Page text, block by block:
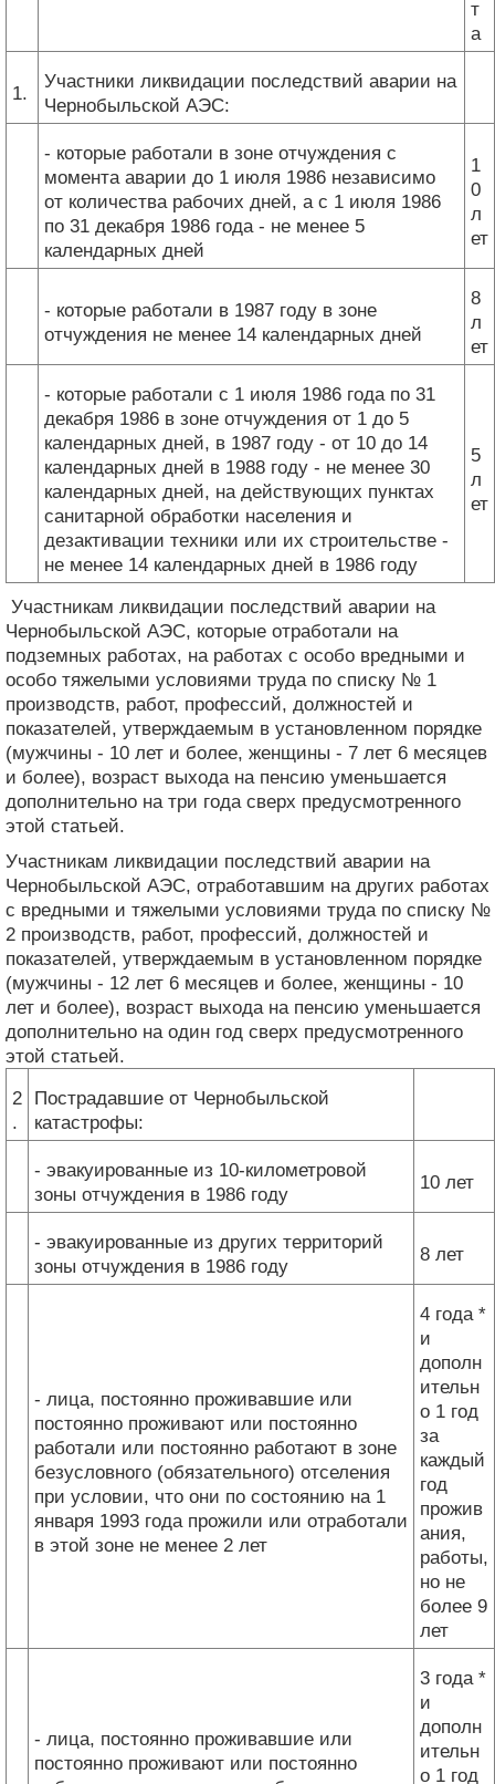
т
а
1.
Участники ликвидации последствий аварии на
Чернобыльской АЭС:
- которые работали в зоне отчуждения с
момента аварии до 1 июля 1986 независимо
от количества рабочих дней, а с 1 июля 1986
по 31 декабря 1986 года - не менее 5
календарных дней
1
0
л
ет
- которые работали в 1987 году в зоне
отчуждения не менее 14 календарных дней
8
л
ет
- которые работали с 1 июля 1986 года по 31
декабря 1986 в зоне отчуждения от 1 до 5
календарных дней, в 1987 году - от 10 до 14
календарных дней в 1988 году - не менее 30
календарных дней, на действующих пунктах
санитарной обработки населения и
дезактивации техники или их строительстве -
не менее 14 календарных дней в 1986 году
5
л
ет
Участникам ликвидации последствий аварии на
Чернобыльской АЭС, которые отработали на
подземных работах, на работах с особо вредными и
особо тяжелыми условиями труда по списку № 1
производств, работ, профессий, должностей и
показателей, утверждаемым в установленном порядке
(мужчины - 10 лет и более, женщины - 7 лет 6 месяцев
и более), возраст выхода на пенсию уменьшается
дополнительно на три года сверх предусмотренного
этой статьей.
Участникам ликвидации последствий аварии на
Чернобыльской АЭС, отработавшим на других работах
с вредными и тяжелыми условиями труда по списку №
2 производств, работ, профессий, должностей и
показателей, утверждаемым в установленном порядке
(мужчины - 12 лет 6 месяцев и более, женщины - 10
лет и более), возраст выхода на пенсию уменьшается
дополнительно на один год сверх предусмотренного
этой статьей.
2
.
Пострадавшие от Чернобыльской
катастрофы:
- эвакуированные из 10-километровой
зоны отчуждения в 1986 году
10 лет
- эвакуированные из других территорий
зоны отчуждения в 1986 году
8 лет
- лица, постоянно проживавшие или
постоянно проживают или постоянно
работали или постоянно работают в зоне
безусловного (обязательного) отселения
при условии, что они по состоянию на 1
января 1993 года прожили или отработали
в этой зоне не менее 2 лет
4 года *
и
дополн
ительн
о 1 год
за
каждый
год
прожив
ания,
работы,
но не
более 9
лет
- лица, постоянно проживавшие или
постоянно проживают или постоянно
3 года *
и
дополн
ительн
о 1 год